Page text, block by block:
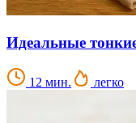
Идеальные
12 мин. легко